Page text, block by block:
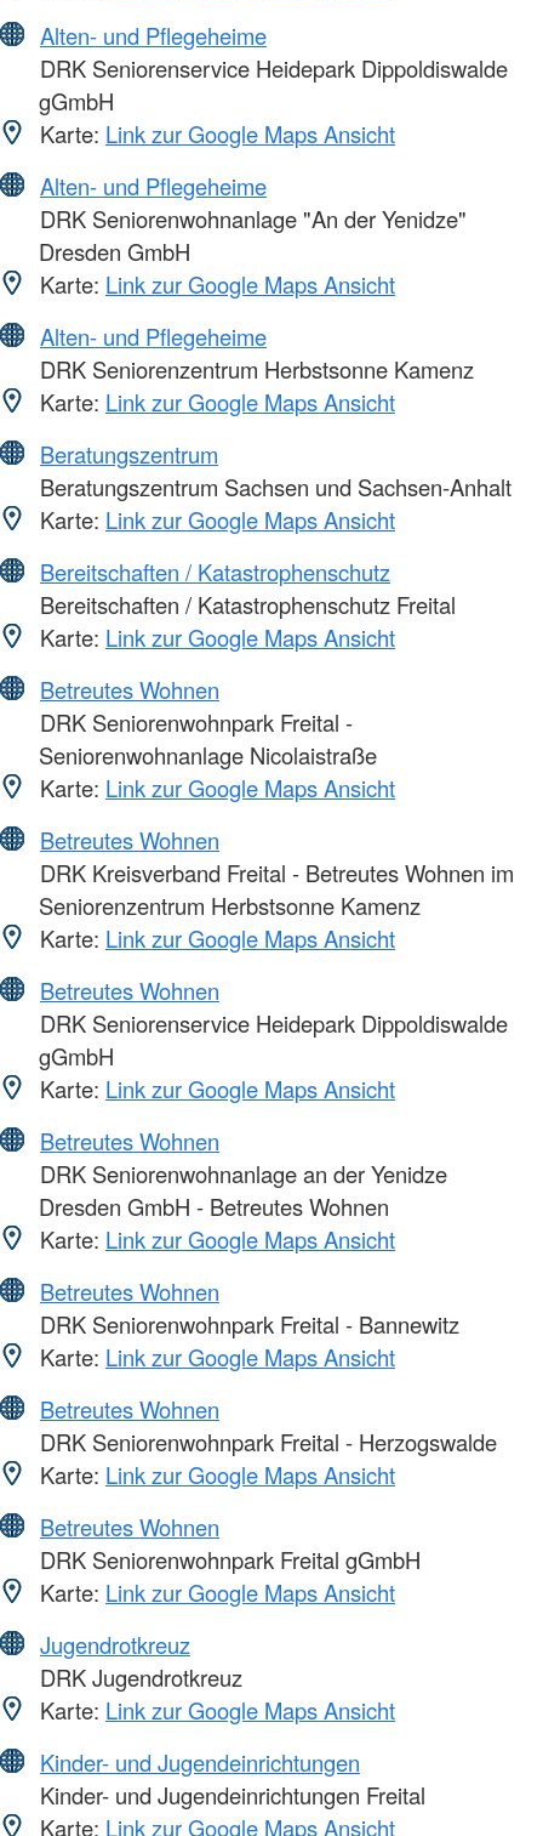
Alten- und Pflegeheime
DRK Seniorenservice Heidepark Dippoldiswalde
gGmbH
Karte: Link zur Google Maps Ansicht
Alten- und Pflegeheime
DRK Seniorenwohnanlage "An der Yenidze"
Dresden GmbH
Karte: Link zur Google Maps Ansicht
Alten- und Pflegeheime
DRK Seniorenzentrum Herbstsonne Kamenz
Karte: Link zur Google Maps Ansicht
Beratungszentrum
Beratungszentrum Sachsen und Sachsen-Anhalt
Karte: Link zur Google Maps Ansicht
Bereitschaften / Katastrophenschutz
Bereitschaften / Katastrophenschutz Freital
Karte: Link zur Google Maps Ansicht
Betreutes Wohnen
DRK Seniorenwohnpark Freital -
Seniorenwohnanlage Nicolaistraße
Karte: Link zur Google Maps Ansicht
Betreutes Wohnen
DRK Kreisverband Freital - Betreutes Wohnen im
Seniorenzentrum Herbstsonne Kamenz
Karte: Link zur Google Maps Ansicht
Betreutes Wohnen
DRK Seniorenservice Heidepark Dippoldiswalde
gGmbH
Karte: Link zur Google Maps Ansicht
Betreutes Wohnen
DRK Seniorenwohnanlage an der Yenidze
Dresden GmbH - Betreutes Wohnen
Karte: Link zur Google Maps Ansicht
Betreutes Wohnen
DRK Seniorenwohnpark Freital - Bannewitz
Karte: Link zur Google Maps Ansicht
Betreutes Wohnen
DRK Seniorenwohnpark Freital - Herzogswalde
Karte: Link zur Google Maps Ansicht
Betreutes Wohnen
DRK Seniorenwohnpark Freital gGmbH
Karte: Link zur Google Maps Ansicht
Jugendrotkreuz
DRK Jugendrotkreuz
Karte: Link zur Google Maps Ansicht
Kinder- und Jugendeinrichtungen
Kinder- und Jugendeinrichtungen Freital
Karte: Link zur Google Maps Ansicht